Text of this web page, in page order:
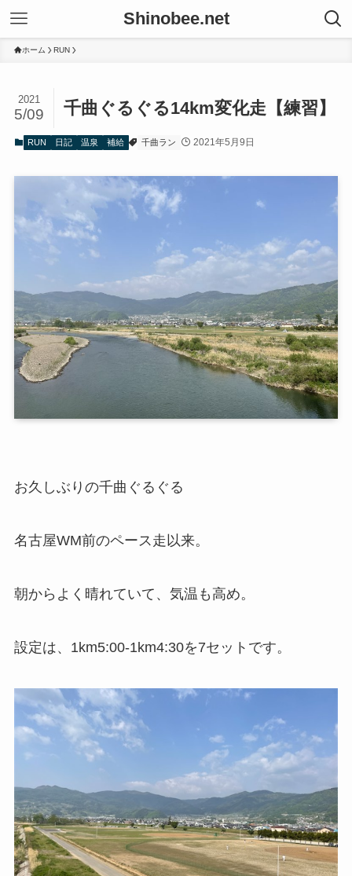
Shinobee.net
ホーム RUN
千曲ぐるぐる14km変化走【練習】
2021
5/09
RUN 日記 温泉 補給 千曲ラン 2021年5月9日
お久しぶりの千曲ぐるぐる
名古屋WM前のペース走以来。
朝からよく晴れていて、気温も高め。
設定は、1km5:00-1km4:30を7セットです。